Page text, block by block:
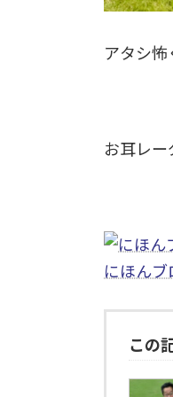
アタシ怖
お耳レ
にほんブ
この